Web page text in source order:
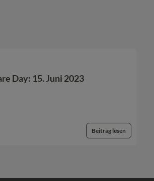
Day: 15. Juni 2023
Beitrag lesen